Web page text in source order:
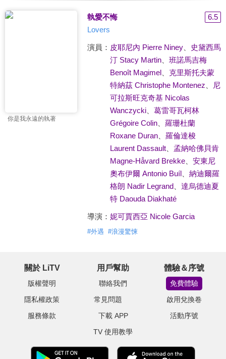
你是我永遠的執著
執愛不悔
6.5
Lovers
演員： 皮耶尼內 Pierre Niney、
史黛西馬
汀 Stacy Martin、 班諾馬吉梅
Benoît Magimel、 克里斯托夫蒙
特納茲 Christophe Montenez
尼
可拉斯旺克奇基 Nicolas
Wanczycki、 葛雷哥瓦柯林
Grégoire Colin、 羅珊杜蘭
Roxane Duran、 羅倫達梭
Laurent Dassault、 孟納哈佛貝肯
Magne-Håvard Brekke、 安東尼
奧布伊爾 Antonio Buíl、 納迪爾羅
格朗 Nadir Legrand、 達烏德迪夏
特 Daouda Diakhaté
導演： 妮可賈西亞 Nicole Garcia
#外遇 #浪漫驚悚
關於 LiTV
版權聲明
隱私權政策
服務條款
用戶幫助
聯絡我們
常見問題
下載 APP
TV 使用教學
體驗＆序號
免費體驗
啟用兌換卷
活動序號